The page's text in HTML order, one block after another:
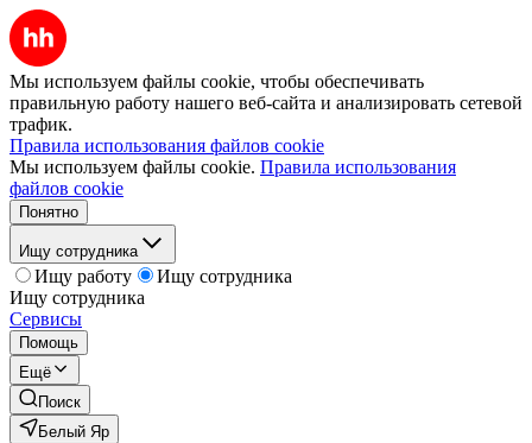
Мы используем файлы cookie, чтобы обеспечивать
правильную работу нашего веб-сайта и анализировать сетевой
трафик.
Правила использования файлов cookie
Мы используем файлы cookie. Правила использования
файлов cookie
Понятно
Ищу сотрудника
Ищу работу
Ищу сотрудника
Ищу сотрудника
Сервисы
Помощь
Ещё
Поиск
Белый Яр